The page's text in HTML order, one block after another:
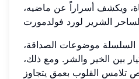
ويكشف أسراراً عن ماضيه،
موضوعات الصداقة،
بين الخير والشر. ومع ذلك،
تلامس القلوب بعمق يتجاوز